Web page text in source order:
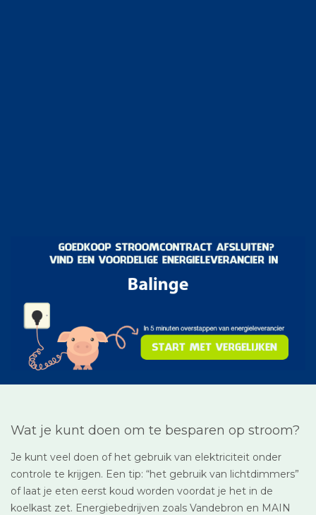
Wat je kunt doen om te besparen op stroom?
Je kunt veel doen of het gebruik van elektriciteit onder
controle te krijgen. Een tip: “het gebruik van lichtdimmers”
of laat je eten eerst koud worden voordat je het in de
koelkast zet. Energiebedrijven zoals Vandebron en MAIN